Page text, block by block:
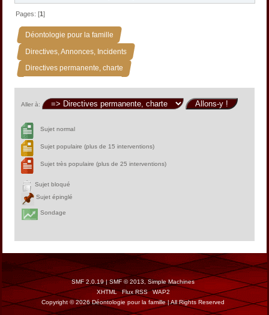
Pages: [1]
Déontologie pour la famille »
Directives, Annonces, Incidents »
Directives permanente, charte
Aller à:
Sujet normal
Sujet populaire (plus de 15 interventions)
Sujet très populaire (plus de 25 interventions)
Sujet bloqué
Sujet épinglé
Sondage
SMF 2.0.19|SMF © 2013, Simple Machines
XHTML
Flux RSS
WAP2
Copyright © 2026 Déontologie pour la famille | All Rights Reserved